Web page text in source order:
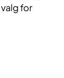
for